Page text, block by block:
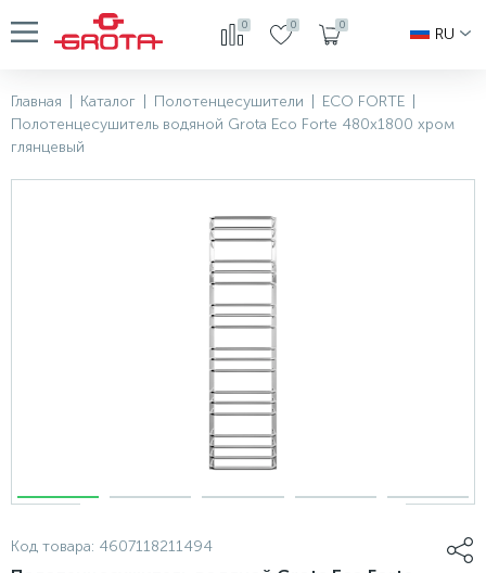
0 0 0
RU
Главная Каталог Полотенцесушители ECO FORTE
Полотенцесушитель водяной Grota Eco Forte 480x1800 хром
глянцевый
Код товара: 4607118211494